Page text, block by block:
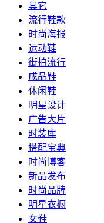
其它
流行鞋款
时尚海报
运动鞋
街拍流行
成品鞋
休闲鞋
明星设计
广告大片
时装库
搭配宝典
时尚博客
新品发布
时尚品牌
明星衣橱
女鞋